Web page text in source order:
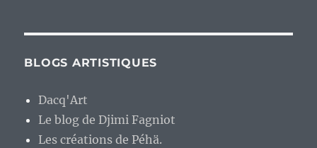
BLOGS ARTISTIQUES
Dacq'Art
Le blog de Djimi Fagniot
Les créations de Péhä.